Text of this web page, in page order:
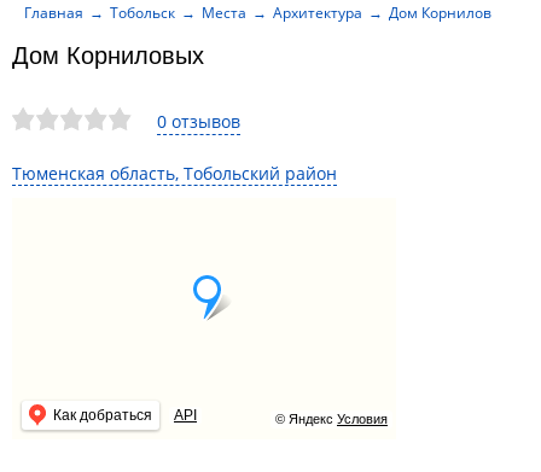
0 отзывов
Тюменская область, Тобольский район
© Яндекс Условия
Как добраться API
Дом Корниловых
Главная Тобольск Места Архитектура Дом Корниловых